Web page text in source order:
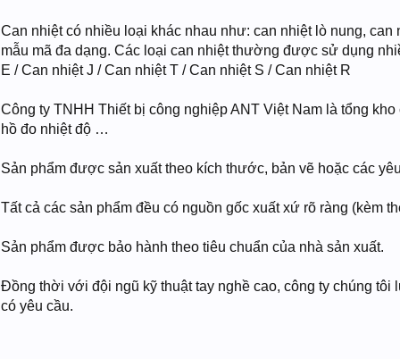
Can nhiệt có nhiều loại khác nhau như: can nhiệt lò nung,
mẫu mã đa dạng. Các loại can nhiệt thường được sử dụng
E / Can nhiệt J / Can nhiệt T / Can nhiệt S / Can nhiệt R
Công ty TNHH Thiết bị công nghiệp ANT Việt Nam là tổng
hồ đo nhiệt độ …
Sản phẩm được sản xuất theo kích thước, bản vẽ hoặc các
Tất cả các sản phẩm đều có nguồn gốc xuất xứ rõ ràng (kèm
Sản phẩm được bảo hành theo tiêu chuẩn của nhà sản xuất.
Đồng thời với đội ngũ kỹ thuật tay nghề cao, công ty chúng
có yêu cầu.